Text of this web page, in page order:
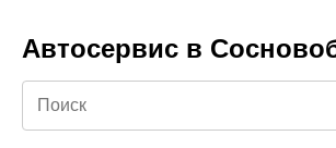
Автосервис в